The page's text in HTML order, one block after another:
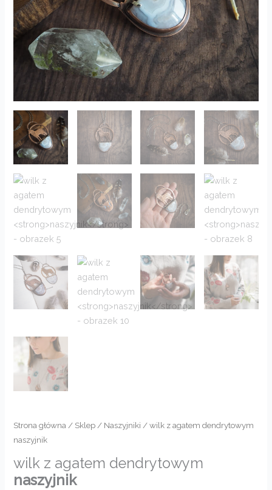
Strona główna / Sklep / Naszyjniki / wilk z agatem dendrytowym
naszyjnik
wilk z agatem dendrytowym
naszyjnik